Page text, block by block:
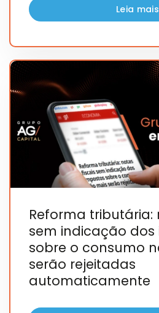
Leia mais
Reforma tributária:
sem indicação dos
sobre o consumo
serão rejeitadas
automaticamente